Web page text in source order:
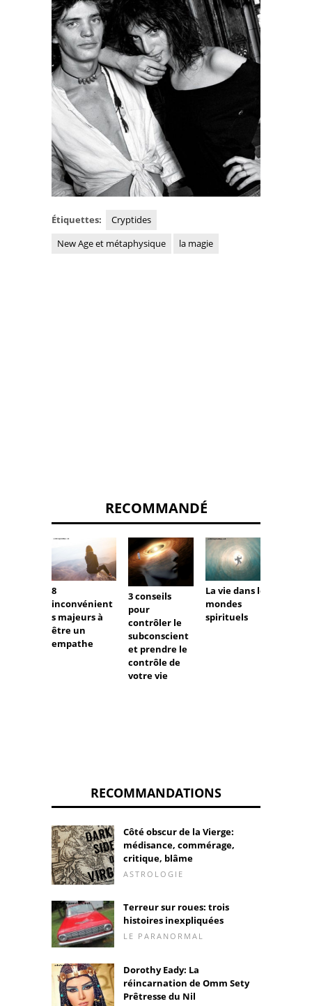
Étiquettes:
Cryptides
New Age et métaphysique
la magie
RECOMMANDÉ
8
inconvénient
s majeurs à
être un
empathe
3 conseils
pour
contrôler le
subconscient
et prendre le
contrôle de
votre vie
La vie dans les
mondes
spirituels
RECOMMANDATIONS
Côté obscur de la Vierge:
médisance, commérage,
critique, blâme
ASTROLOGIE
Terreur sur roues: trois
histoires inexpliquées
LE PARANORMAL
Dorothy Eady: La
réincarnation de Omm Sety
Prêtresse du Nil